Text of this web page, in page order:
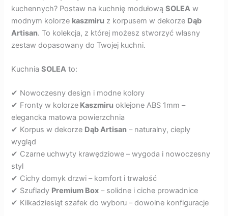
kuchennych? Postaw na kuchnię modułowąSOLEA w
modnym kolorze kaszmiru z korpusem w dekorze Dąb
Artisan. To kolekcja, z której możesz stworzyć własny
zestaw dopasowany do Twojej kuchni.
KuchniaSOLEA to:
✔ Nowoczesny design i modne kolory
✔ Fronty w kolorze Kaszmiru oklejone ABS 1mm –
elegancka matowa powierzchnia
✔ Korpus w dekorze Dąb Artisan – naturalny, ciepły
wygląd
✔ Czarne uchwyty krawędziowe – wygoda i nowoczesny
styl
✔ Cichy domyk drzwi – komfort i trwałość
✔ Szuflady Premium Box – solidne i ciche prowadnice
✔ Kilkadziesiąt szafek do wyboru – dowolne konfiguracje